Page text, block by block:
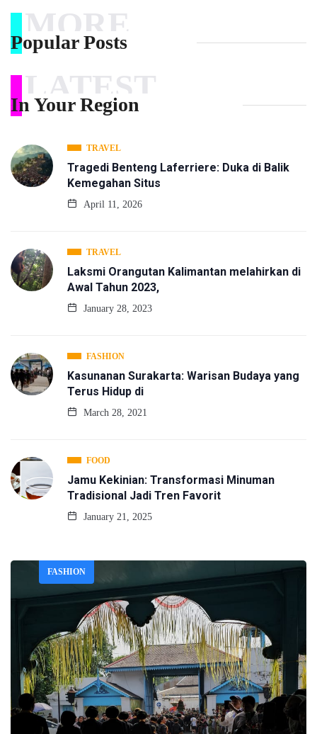
MORE
Popular Posts
LATEST
In Your Region
TRAVEL
Tragedi Benteng Laferriere: Duka di Balik
Kemegahan Situs
April 11, 2026
TRAVEL
Laksmi Orangutan Kalimantan melahirkan di
Awal Tahun 2023,
January 28, 2023
FASHION
Kasunanan Surakarta: Warisan Budaya yang
Terus Hidup di
March 28, 2021
FOOD
Jamu Kekinian: Transformasi Minuman
Tradisional Jadi Tren Favorit
January 21, 2025
FASHION